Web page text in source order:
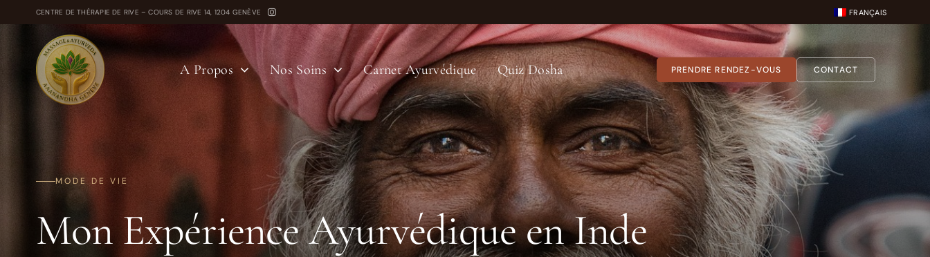
au
CENTRE DE THÉRAPIE DE RIVE – COURS DE RIVE 14, 1204 GENÈVE FRANÇAIS
A Propos Nos Soins Carnet Ayurvédique Quiz Dosha PRENDRE RENDEZ-VOUS CONTACT
MODE DE VIE
Mon Expérience Ayurvédique en Inde